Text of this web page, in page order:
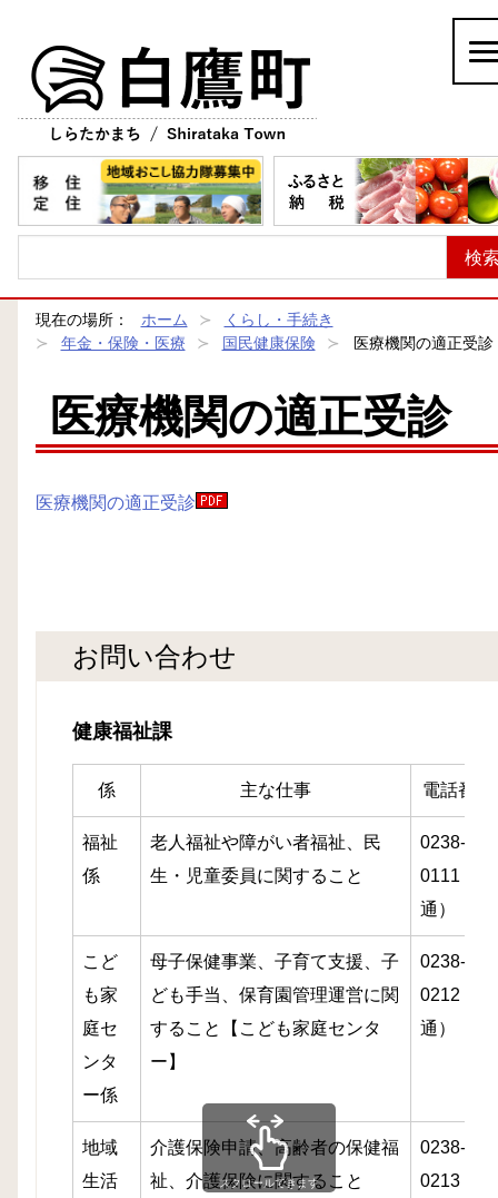
現在の場所： ホーム
くらし・手続き
年金・保険・医療
国民健康保険 医療機関の適正受診
医療機関の適正受診
医療機関の適正受診
お問い合わせ
健康福祉課
係 主な仕事 電話番号
福祉
係
老人福祉や障がい者福祉、民
生・児童委員に関すること
0238-86-
0111（直
通）
こど
も家
庭セ
ンタ
ー係
母子保健事業、子育て支援、子
ども手当、保育園管理運営に関
すること【こども家庭センタ
ー】
0238-86-
0212（直
通）
地域
生活
介護保険申請、高齢者の保健福
祉、介護保険に関すること
0238-86-
0213（直
スクロールできます